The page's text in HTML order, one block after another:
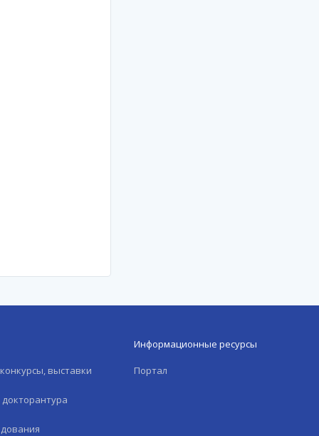
выставки
Информационные ресурсы
Портал